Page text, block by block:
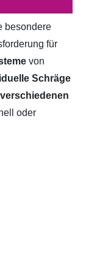
besondere
für
von
Schräge
verschiedenen
oder